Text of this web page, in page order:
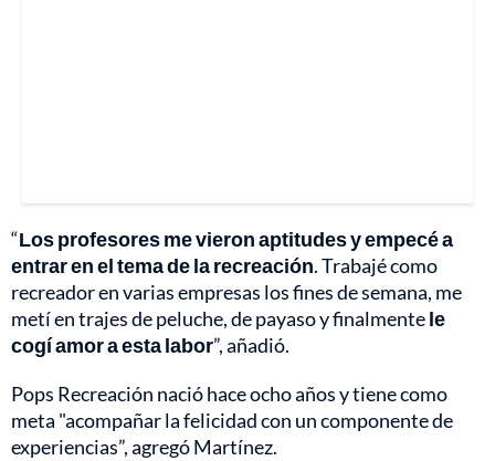
“Los profesores me vieron aptitudes y empecé a
entrar en el tema de la recreación. Trabajé como
recreador en varias empresas los fines de semana, me
metí en trajes de peluche, de payaso y finalmentele
cogí amor a esta labor”, añadió.
Pops Recreación nació hace ocho años y tiene como
meta "acompañar la felicidad con un componente de
experiencias”, agregó Martínez.